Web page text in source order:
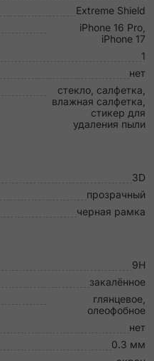
Extreme Shield
iPhone 16 Pro,
iPhone 17
1
нет
стекло, салфетка,
влажная салфетка,
стикер для
удаления пыли
3D
прозрачный
черная рамка
9H
закалённое
глянцевое,
олеофобное
нет
0.3 мм